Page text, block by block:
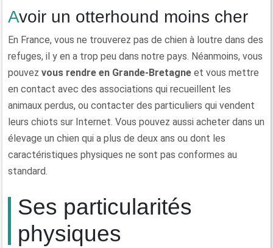
Avoir un otterhound moins cher
En France, vous ne trouverez pas de chien à loutre dans des
refuges, il y en a trop peu dans notre pays. Néanmoins, vous
pouvez vous rendre en Grande-Bretagne et vous mettre
en contact avec des associations qui recueillent les
animaux perdus, ou contacter des particuliers qui vendent
leurs chiots sur Internet. Vous pouvez aussi acheter dans un
élevage un chien qui a plus de deux ans ou dont les
caractéristiques physiques ne sont pas conformes au
standard.
Ses particularités
physiques